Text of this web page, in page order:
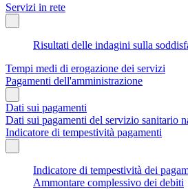
Servizi in rete
Risultati delle indagini sulla
Tempi medi di erogazione dei servizi
Pagamenti dell'amministrazione
Dati sui pagamenti
Dati sui pagamenti del servizio sanitario
Indicatore di tempestività pagamenti
Indicatore di tempestività dei
Ammontare complessivo dei debiti